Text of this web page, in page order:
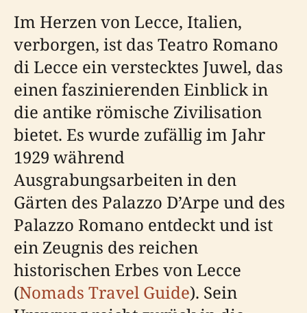
Im Herzen von Lecce, Italien,
verborgen, ist das Teatro Romano
di Lecce ein verstecktes Juwel, das
einen faszinierenden Einblick in
die antike römische Zivilisation
bietet. Es wurde zufällig im Jahr
1929 während
Ausgrabungsarbeiten in den
Gärten des Palazzo D’Arpe und des
Palazzo Romano entdeckt und ist
ein Zeugnis des reichen
historischen Erbes von Lecce
(Nomads Travel Guide). Sein